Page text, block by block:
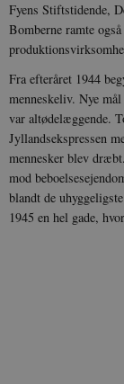
Fyens Stiftstidende,
Bomberne ramte
Fra efteråret 1944
menneskeliv. Nye
var altødelæggende.
Jyllandsekspressen
mennesker blev
mod
blandt de
1945 en hel gade,